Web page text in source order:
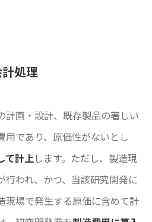
処理
画・設計、既存製品の著しい
用であり、原価性がないとし
て計上します。ただし、製造現
行われ、かつ、当該研究開発に
現場で発生する原価に含めて計